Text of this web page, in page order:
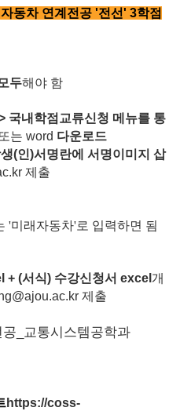
동차 연계전공 '전선' 3학점
두해야 함
국내학점교류신청 메뉴를 통
또는 word 다운로드
(인)서명란에 서명이미지 삽
제출
미래자동차'로 입력하면 됨
+ (서식) 수강신청서 excel 개
제출
공 교통시스템공학과
https://coss-